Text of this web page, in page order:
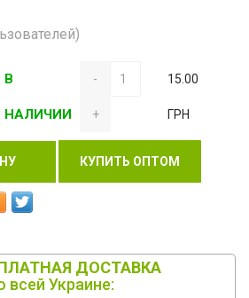
В
НАЛИЧИИ
-
+
15.00
ГРН
КУПИТЬ ОПТОМ
ДОСТАВКА
всей Украине: